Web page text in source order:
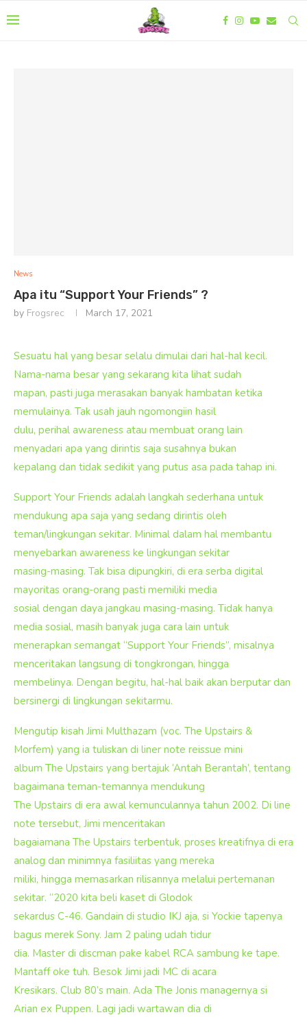
News
Apa itu “Support Your Friends” ?
by Frogsrec March 17, 2021
Sesuatu hal yang besar selalu dimulai dari hal-hal kecil.
Nama-nama besar yang sekarang kita lihat sudah
mapan, pasti juga merasakan banyak hambatan ketika
memulainya. Tak usah jauh ngomongiin hasil
dulu, perihal awareness atau membuat orang lain
menyadari apa yang dirintis saja susahnya bukan
kepalang dan tidak sedikit yang putus asa pada tahap ini.
Support Your Friends adalah langkah sederhana untuk
mendukung apa saja yang sedang dirintis oleh
teman/lingkungan sekitar. Minimal dalam hal membantu
menyebarkan awareness ke lingkungan sekitar
masing-masing. Tak bisa dipungkiri, di era serba digital
mayoritas orang-orang pasti memiliki media
sosial dengan daya jangkau masing-masing. Tidak hanya
media sosial, masih banyak juga cara lain untuk
menerapkan semangat “Support Your Friends”, misalnya
menceritakan langsung di tongkrongan, hingga
membelinya. Dengan begitu, hal-hal baik akan berputar dan
bersinergi di lingkungan sekitarmu.
Mengutip kisah Jimi Multhazam (voc. The Upstairs &
Morfem) yang ia tuliskan di liner note reissue mini
album The Upstairs yang bertajuk ‘Antah Berantah’, tentang
bagaimana teman-temannya mendukung
The Upstairs di era awal kemunculannya tahun 2002. Di line
note tersebut, Jimi menceritakan
bagaiamana The Upstairs terbentuk, proses kreatifnya di era
analog dan minimnya fasiliitas yang mereka
miliki, hingga memasarkan rilisannya melalui pertemanan
sekitar. “2020 kita beli kaset di Glodok
sekardus C-46. Gandain di studio IKJ aja, si Yockie tapenya
bagus merek Sony. Jam 2 paling udah tidur
dia. Master di discman pake kabel RCA sambung ke tape.
Mantaff oke tuh. Besok Jimi jadi MC di acara
Kresikars. Club 80’s main. Ada The Jonis managernya si
Arian ex Puppen. Lagi jadi wartawan dia di